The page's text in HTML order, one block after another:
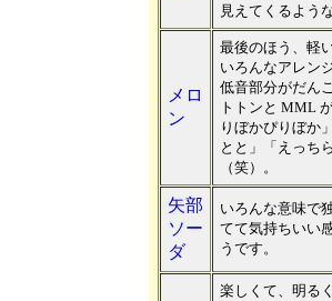
見えてくるよう
メロ
ン
最後のほう、軽
いろんなアレン
低音部分がだん
トトンと MML
りぼかぴりぼか
とと」「えっち
（笑）。
矢部
ソー
ダ
いろんな意味で
てて気持ちいい
うです。
楽しくて、明る